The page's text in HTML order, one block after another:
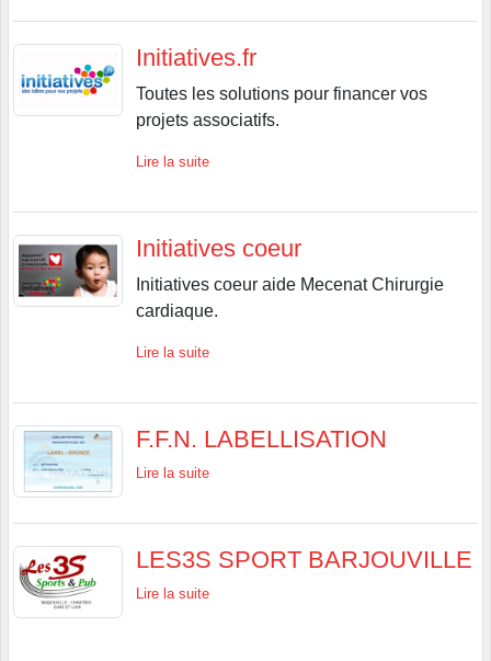
Initiatives.fr
Toutes les solutions pour financer vos
projets associatifs.
Lire la suite
Initiatives coeur
Initiatives coeur aide Mecenat Chirurgie
cardiaque.
Lire la suite
F.F.N. LABELLISATION
Lire la suite
LES3S SPORT BARJOUVILLE
Lire la suite